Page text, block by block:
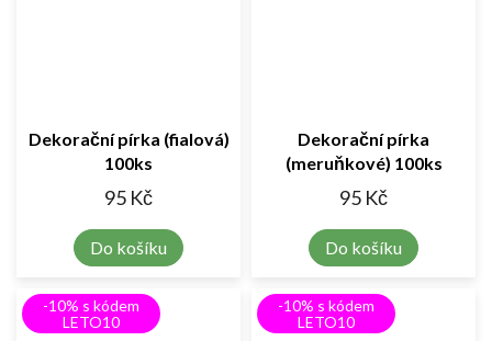
Dekorační pírka (fialová)
100ks
95 Kč
Do košíku
Dekorační pírka
(meruňkové) 100ks
95 Kč
Do košíku
-10% s kódem
LETO10
-10% s kódem
LETO10